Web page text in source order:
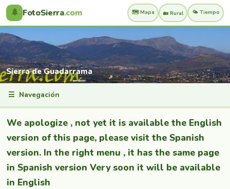
🌲 FotoSierra.com 🗺️ Mapa 🏡 Rural 🌤️ Tiempo
Sierra de Guadarrama
☰ Navegación
We apologize , not yet it is available the English
version of this page, please visit the Spanish
version. In the right menu , it has the same page
in Spanish version Very soon it will be available
in English